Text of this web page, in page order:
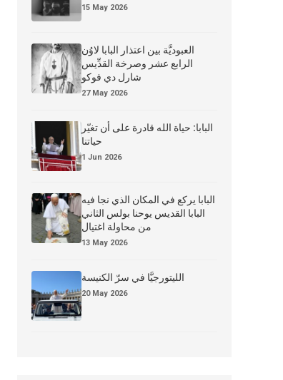
15 May 2026
العبوديَّة بين اعتذار البابا لاوُن
الرابع عشر وصرخة القدِّيس
شارل دي فوكو
27 May 2026
البابا: حياة الله قادرة على أن تغيّر
حياتنا
1 Jun 2026
البابا يركع في المكان الذي نجا فيه
البابا القديس يوحنا بولس الثاني
من محاولة اغتيال
13 May 2026
الليتورجيَّا في سرّ الكنيسة
20 May 2026